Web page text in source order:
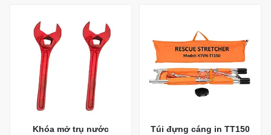
Khóa mở trụ nước Túi đựng cáng in TT150